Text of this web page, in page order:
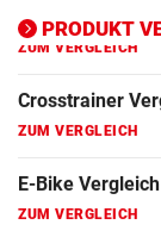
PRODUKT
Ergometer
Fahrrad Test